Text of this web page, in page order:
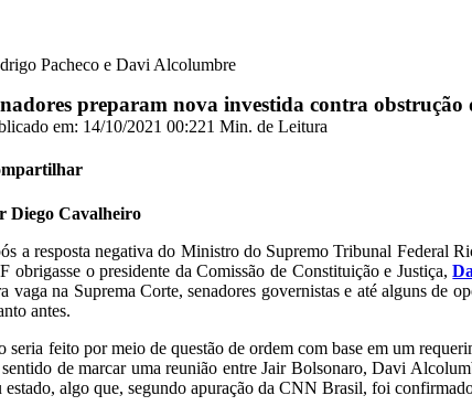
Pacheco e Davi Alcolumbre
preparam nova investida contra
em: 14/10/2021 00:221 Min. de Leitura
Diego Cavalheiro
a resposta negativa do Ministro do Supremo Tribunal Federal
obrigasse o presidente da Comissão de Constituição e Justiça,
vaga na Suprema Corte, senadores governistas e até alguns de
antes.
seria feito por meio de questão de ordem com base em um
de marcar uma reunião entre Jair Bolsonaro, Davi
estado, algo que, segundo apuração da CNN Brasil, foi